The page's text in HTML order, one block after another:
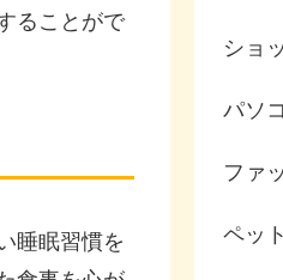
ることがで
睡眠習慣を
ショ
パソ
ファ
ペッ